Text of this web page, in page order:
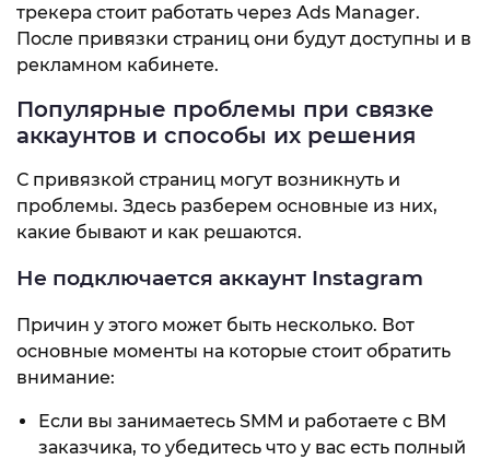
трекера стоит работать через Ads Manager.
После привязки страниц они будут доступны и в
рекламном кабинете.
Популярные проблемы при связке
аккаунтов и способы их решения
С привязкой страниц могут возникнуть и
проблемы. Здесь разберем основные из них,
какие бывают и как решаются.
Не подключается аккаунт Instagram
Причин у этого может быть несколько. Вот
основные моменты на которые стоит обратить
внимание:
Если вы занимаетесь SMM и работаете с BM
заказчика, то убедитесь что у вас есть полный